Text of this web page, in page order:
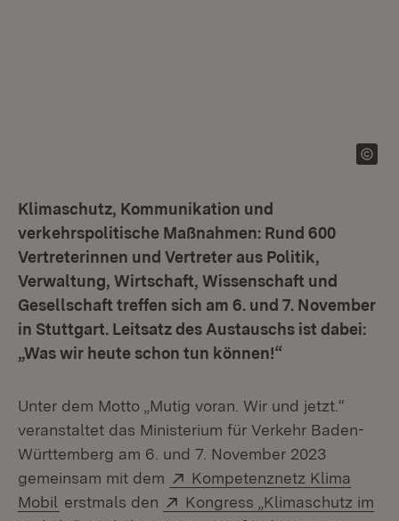
Klimaschutz, Kommunikation und
verkehrspolitische Maßnahmen: Rund 600
Vertreterinnen und Vertreter aus Politik,
Verwaltung, Wirtschaft, Wissenschaft und
Gesellschaft treffen sich am 6. und 7. November
in Stuttgart. Leitsatz des Austauschs ist dabei:
„Was wir heute schon tun können!“
Unter dem Motto „Mutig voran. Wir und jetzt.“
veranstaltet das Ministerium für Verkehr Baden-
Württemberg am 6. und 7. November 2023
gemeinsam mit dem
Extern:
Kompetenznetz Klima
Mobil (Öffnet in neuem Fenster)
erstmals den Extern:
Kongress „Klimaschutz im